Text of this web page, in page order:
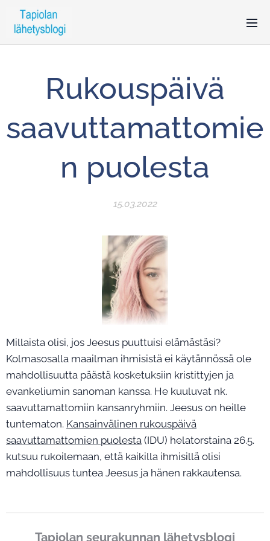
Rukouspäivä
saavuttamattomie
n puolesta
15.03.2022
Millaista olisi, jos Jeesus puuttuisi elämästäsi?
Kolmasosalla maailman ihmisistä ei käytännössä ole
mahdollisuutta päästä kosketuksiin kristittyjen ja
evankeliumin sanoman kanssa. He kuuluvat nk.
saavuttamattomiin kansanryhmiin. Jeesus on heille
tuntematon. Kansainvälinen rukouspäivä
saavuttamattomien puolesta (IDU) helatorstaina 26.5.
kutsuu rukoilemaan, että kaikilla ihmisillä olisi
mahdollisuus tuntea Jeesus ja hänen rakkautensa.
Tapiolan seurakunnan lähetysblogi